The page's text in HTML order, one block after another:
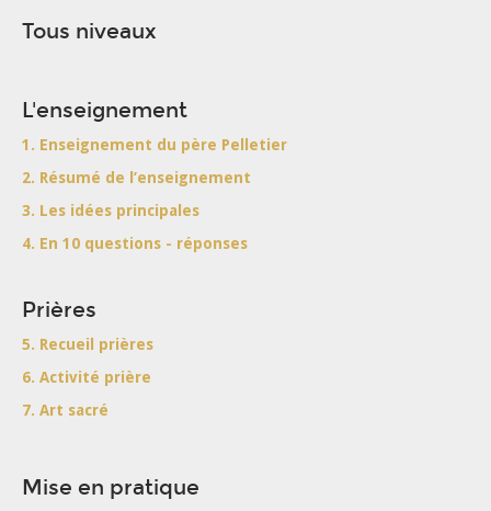
Tous niveaux
L'enseignement
1. Enseignement du père Pelletier
2. Résumé de l’enseignement
3. Les idées principales
4. En 10 questions - réponses
Prières
5. Recueil prières
6. Activité prière
7. Art sacré
Mise en pratique